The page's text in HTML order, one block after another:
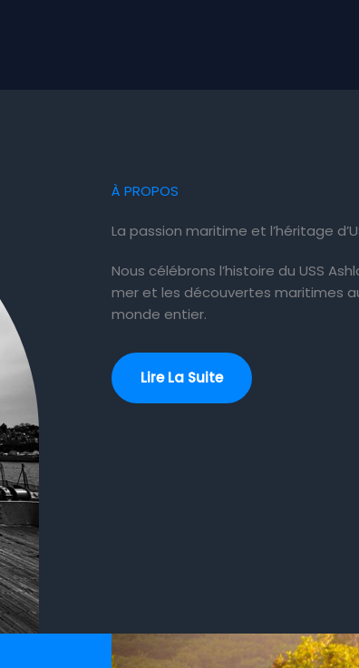
À PROPOS
La passion maritime et l’héritage
Nous célébrons l’histoire du USS
mer et les découvertes maritimes
monde entier.
Lire La Suite